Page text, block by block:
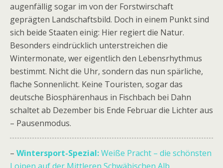
augenfällig sogar im von der Forstwirschaft
geprägten Landschaftsbild. Doch in einem Punkt sind
sich beide Staaten einig: Hier regiert die Natur.
Besonders eindrücklich unterstreichen die
Wintermonate, wer eigentlich den Lebensrhythmus
bestimmt. Nicht die Uhr, sondern das nun spärliche,
flache Sonnenlicht. Keine Touristen, sogar das
deutsche Biosphärenhaus in Fischbach bei Dahn
schaltet ab Dezember bis Ende Februar die Lichter aus
– Pausenmodus.
– Wintersport-Spezial:Weiße Pracht – die schönsten